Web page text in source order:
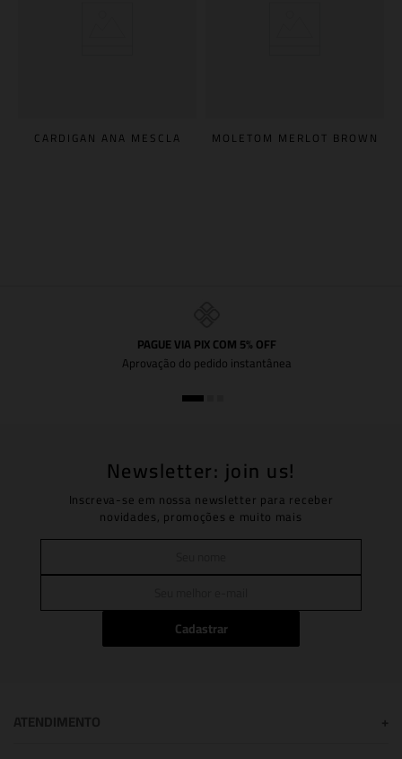
CARDIGAN ANA MESCLA MOLETOM MERLOT BROWN
PAGUE VIA PIX COM 5% OFF
Aprovação do pedido instantânea
Newsletter: join us!
Inscreva-se em nossa newsletter para receber
novidades, promoções e muito mais
Cadastrar